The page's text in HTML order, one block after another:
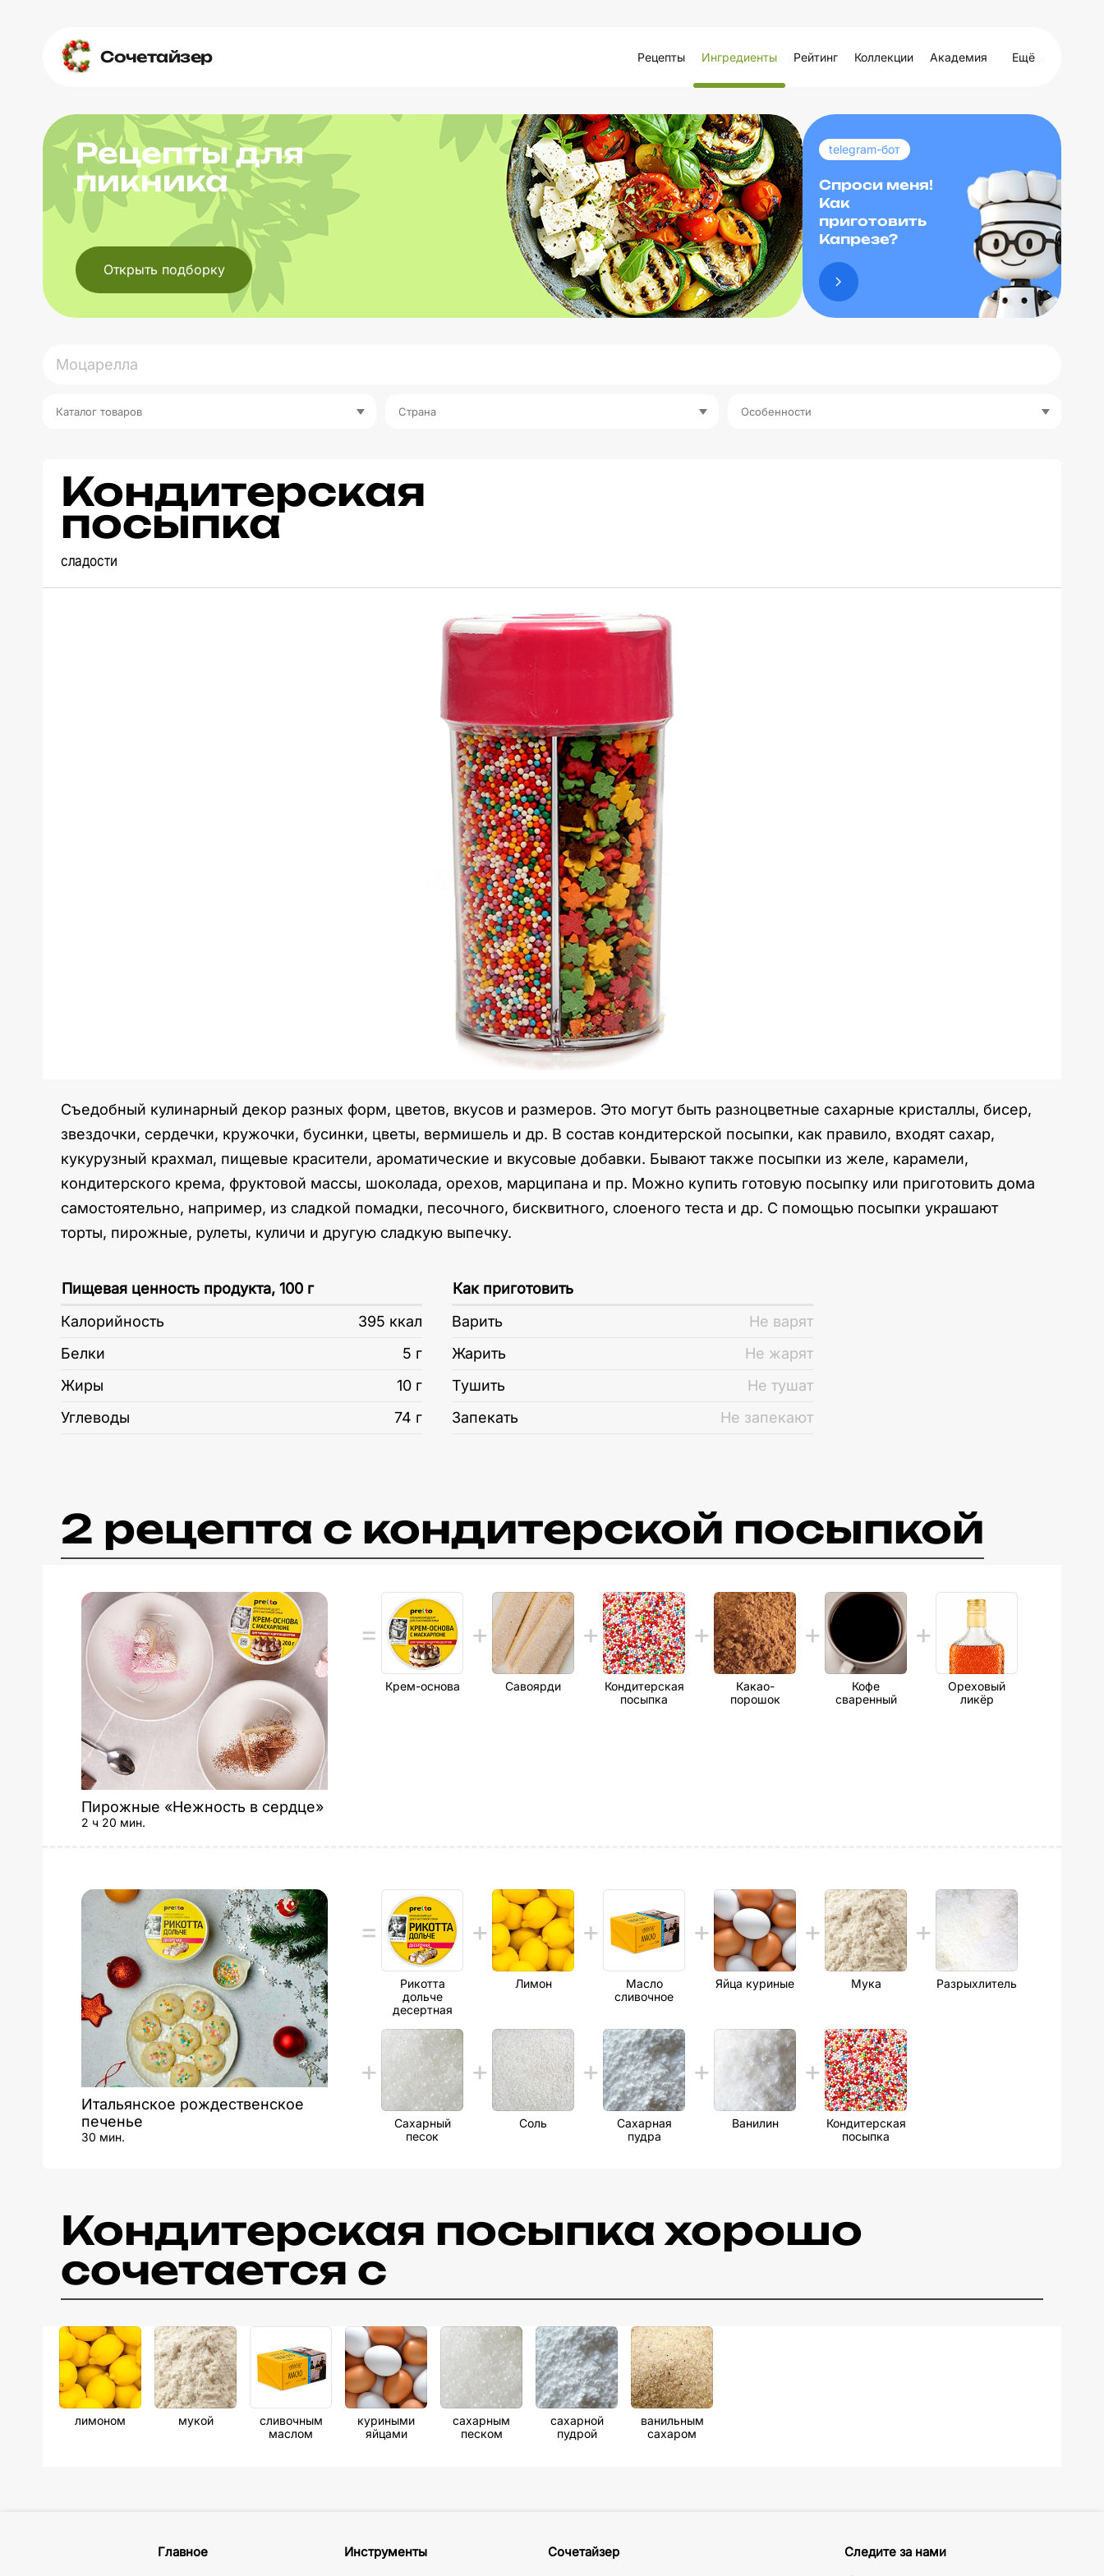
Сочетайзер Рецепты Ингредиенты Рейтинг Коллекции Академия Ещё
Рецепты для
пикника
Открыть подборку
telegram-бот
Спроси меня!
Как
приготовить
Капрезе?
Каталог товаров Страна Особенности
Кондитерская
посыпка
сладости
Съедобный кулинарный декор разных форм, цветов, вкусов и размеров. Это могут быть разноцветные сахарные кристаллы, бисер,
звездочки, сердечки, кружочки, бусинки, цветы, вермишель и др. В состав кондитерской посыпки, как правило, входят сахар,
кукурузный крахмал, пищевые красители, ароматические и вкусовые добавки. Бывают также посыпки из желе, карамели,
кондитерского крема, фруктовой массы, шоколада, орехов, марципана и пр. Можно купить готовую посыпку или приготовить дома
самостоятельно, например, из сладкой помадки, песочного, бисквитного, слоеного теста и др. С помощью посыпки украшают
торты, пирожные, рулеты, куличи и другую сладкую выпечку.
Пищевая ценность продукта, 100 г
Калорийность
395 ккал
Белки
5 г
Жиры
10 г
Углеводы
74 г
Как приготовить
Варить
Не варят
Жарить
Не жарят
Тушить
Не тушат
Запекать
Не запекают
2 рецепта c кондитерской посыпкой
Пирожные «Нежность в сердце»
2 ч 20 мин.
Крем-основа Савоярди
Кондитерская
посыпка
Какао-
порошок
Кофе
сваренный
Ореховый
ликёр
Итальянское рождественское
печенье
30 мин.
Рикотта
дольче
десертная
Лимон
Масло
сливочное
Яйца куриные Мука Разрыхлитель
Сахарный
песок
Соль
Сахарная
пудра
Ванилин
Кондитерская
посыпка
Кондитерская посыпка хорошо
сочетается с
лимоном мукой
сливочным
маслом
куриными
яйцами
сахарным
песком
сахарной
пудрой
ванильным
сахаром
Главное
Инструменты
Сочетайзер
Следите за нами